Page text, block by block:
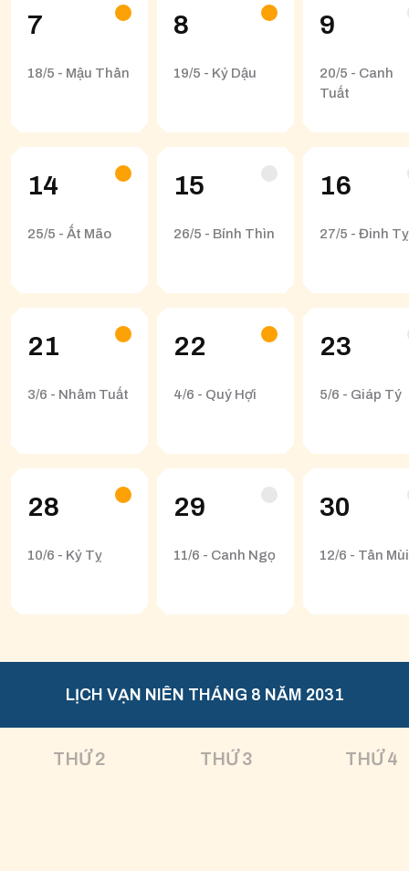
7
18/5 - Mậu Thân
8
19/5 - Kỷ Dậu
9
20/5 - Canh
Tuất
14
25/5 - Ất Mão
15
26/5 - Bính Thìn
16
27/5 - Đinh Tỵ
21
3/6 - Nhâm Tuất
22
4/6 - Quý Hợi
23
5/6 - Giáp Tý
28
10/6 - Kỷ Tỵ
29
11/6 - Canh Ngọ
30
12/6 - Tân Mùi
LỊCH VẠN NIÊN THÁNG 8 NĂM 2031
THỨ 2 THỨ 3 THỨ 4